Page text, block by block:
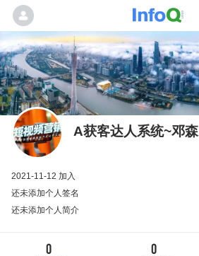
A获客达人系统~邓森
2021-11-12 加入
还未添加个人签名
还未添加个人简介
0 0